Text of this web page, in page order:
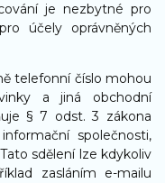
je nezbytné pro
účely oprávněných
telefonní číslo mohou
a jiná obchodní
§ 7 odst. 3 zákona
společnosti,
sdělení lze kdykoliv
zasláním e-mailu